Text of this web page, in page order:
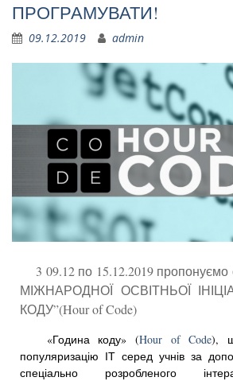
ПРОГРАМУВАТИ!
09.12.2019 admin
3 09.12 по 15.12.2019 пропонуємо
МІЖНАРОДНОЇ ОСВІТНЬОЇ
КОДУ”(Hour of Code)
«Година коду» (Hour of Code),
популяризацію ІТ серед учнів за
спеціально розробленого